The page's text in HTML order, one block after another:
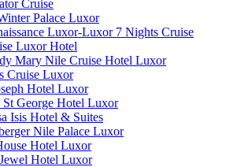
Cruise
Palace Luxor
Luxor-Luxor 7 Nights Cruise
Luxor Hotel
Mary Nile Cruise Hotel Luxor
Cruise Luxor
Hotel Luxor
St George Hotel Luxor
Isis Hotel & Suites
Nile Palace Luxor
Hotel Luxor
Hotel Luxor